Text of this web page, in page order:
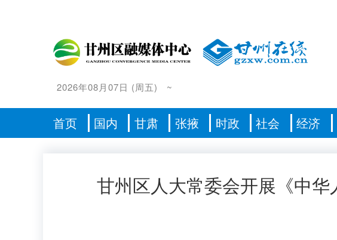
2026年08月07日 (周五) ~
首页 国内 甘肃 张掖 时政 社会 经济
甘州区人大常委会开展《中